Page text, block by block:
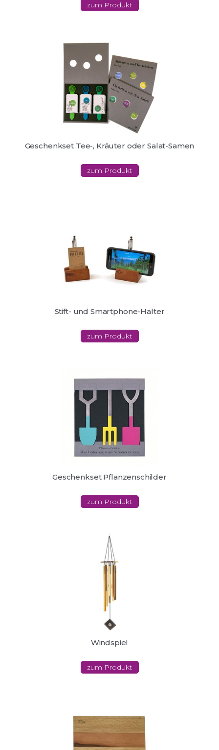
zum Produkt
Geschenkset Tee-, Kräuter oder Salat-Samen
zum Produkt
Stift- und Smartphone-Halter
zum Produkt
Geschenkset Pflanzenschilder
zum Produkt
Windspiel
zum Produkt